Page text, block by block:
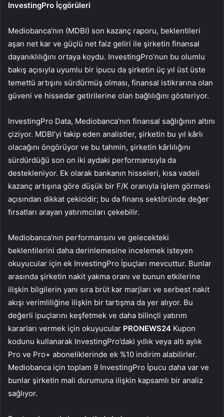
InvestingPro İçgörüleri
Mediobanca’nın (MDBI) son kazanç raporu, beklentileri
aşan net kar ve güçlü net faiz geliri ile şirketin finansal
dayanıklılığını ortaya koydu. InvestingPro’nun bu olumlu
bakış açısıyla uyumlu bir ipucu da şirketin üç yıl üst üste
temettü artışını sürdürmüş olması, finansal istikrarına olan
güveni ve hissedar getirilerine olan bağlılığını gösteriyor.
InvestingPro Data, Mediobanca’nın finansal sağlığının altını
çiziyor. MDBI’yi takip eden analistler, şirketin bu yıl kârlı
olacağını öngörüyor ve bu tahmin, şirketin kârlılığını
sürdürdüğü son on iki aydaki performansıyla da
destekleniyor. Ek olarak bankanın hisseleri, kısa vadeli
kazanç artışına göre düşük bir F/K oranıyla işlem görmesi
açısından dikkat çekicidir; bu da finans sektöründe değer
fırsatları arayan yatırımcıları çekebilir.
Mediobanca’nın performansını ve gelecekteki
beklentilerini daha derinlemesine incelemek isteyen
okuyucular için ek InvestingPro İpuçları mevcuttur. Bunlar
arasında şirketin nakit yakma oranı ve bunun etkilerine
ilişkin bilgilerin yanı sıra brüt kar marjları ve serbest nakit
akışı verimliliğine ilişkin bir tartışma da yer alıyor. Bu
değerli ipuçlarını keşfetmek ve daha bilinçli yatırım
kararları vermek için okuyucular PRONEWS24 Kupon
kodunu kullanarak InvestingPro’daki yıllık veya altı aylık
Pro ve Pro+ aboneliklerinde ek %10 indirim alabilirler.
Mediobanca için toplam 9 InvestingPro İpucu daha var ve
bunlar şirketin mali durumuna ilişkin kapsamlı bir analiz
sağlıyor.